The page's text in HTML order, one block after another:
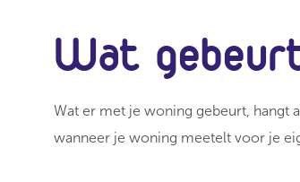
Wat
Wat er met je woning gebeurt, hangt
wanneer je woning meetelt voor je